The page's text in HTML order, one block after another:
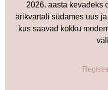
2026. aasta kevadeks
ärikvartali südames uus
kus saavad kokku